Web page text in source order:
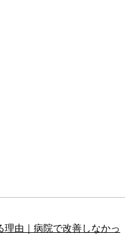
理由｜病院で改善しなかっ